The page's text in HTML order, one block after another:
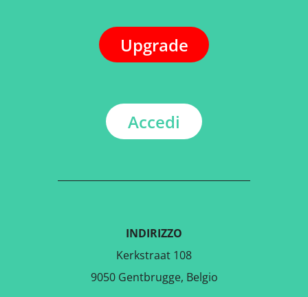
Upgrade
Accedi
INDIRIZZO
Kerkstraat 108
9050 Gentbrugge, Belgio